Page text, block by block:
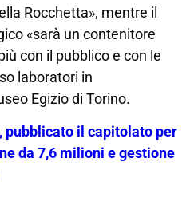
Rocchetta», mentre il
«sarà un contenitore
con il pubblico e con le
laboratori in
Egizio di Torino.
pubblicato il capitolato per
da 7,6 milioni e gestione